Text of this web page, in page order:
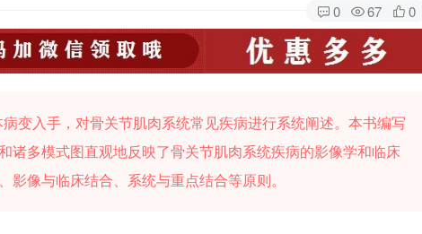
0 67 0
变入手，对骨关节肌肉系统常见疾病进行系统阐述。本书编写
诸多模式图直观地反映了骨关节肌肉系统疾病的影像学和临床
像与临床结合、系统与重点结合等原则。